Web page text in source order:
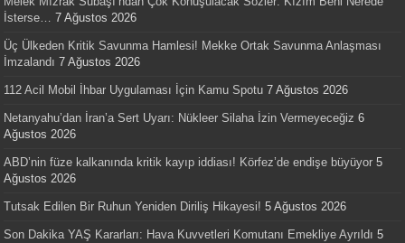
İsterse… 7 Ağustos 2026
Üç Ülkeden Kritik Savunma Hamlesi! Mekke Ortak Savunma Anlaşması
İmzalandı 7 Ağustos 2026
112 Acil Mobil İhbar Uygulaması İçin Kamu Spotu 7 Ağustos 2026
Netanyahu’dan İran’a Sert Uyarı: Nükleer Silaha İzin Vermeyeceğiz 6
Ağustos 2026
ABD’nin füze kalkanında kritik kayıp iddiası! Körfez’de endişe büyüyor 5
Ağustos 2026
Tutsak Edilen Bir Ruhun Yeniden Diriliş Hikayesi! 5 Ağustos 2026
Son Dakika YAŞ Kararları: Hava Kuvvetleri Komutanı Emekliye Ayrıldı 5